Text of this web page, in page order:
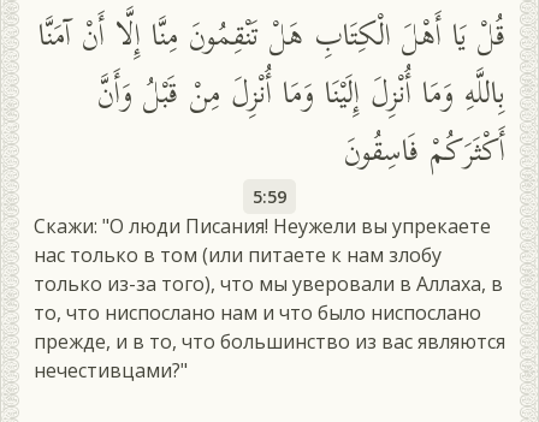
قُلْ يَا أَهْلَ الْكِتَابِ هَلْ تَنْقِمُونَ مِنَّا إِلَّا أَنْ آمَنَّا
بِاللَّهِ وَمَا أُنْزِلَ إِلَيْنَا وَمَا أُنْزِلَ مِنْ قَبْلُ وَأَنَّ
أَكْثَرَكُمْ فَاسِقُونَ
5:59
Скажи: "О люди Писания! Неужели вы упрекаете
нас только в том (или питаете к нам злобу
только из-за того), что мы уверовали в Аллаха, в
то, что ниспослано нам и что было ниспослано
прежде, и в то, что большинство из вас являются
нечестивцами?"